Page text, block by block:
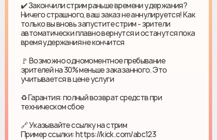
✔️ Закончили стрим раньше времени удержания?
Ничего страшного, ваш заказ не аннулируется! Как
только вы вновь запустите стрим - зрители
автоматически плавно вернутся и останутся пока
время удержания не кончится
🚩 Возможно одномоментное пребывание
зрителей на 30% меньше заказанного. Это
учитывается в цене услуги
♻ Гарантия: полный возврат средств при
техническом сбое
🔗 Указывайте ссылку на стрим
Пример ссылки: https://kick.com/abc123